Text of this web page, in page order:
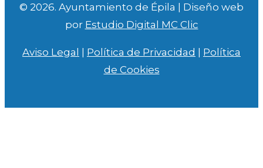
© 2026. Ayuntamiento de Épila | Diseño web
por Estudio Digital MC Clic
Aviso Legal Política de Privacidad
Política
de Cookies